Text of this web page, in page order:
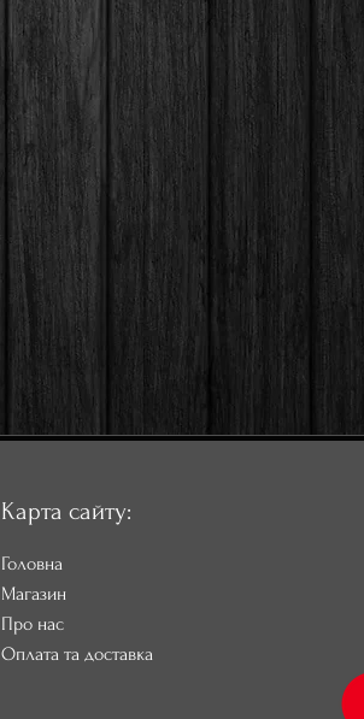
Карта сайту:
Головна
Магазин
Про нас
Оплата та доставка